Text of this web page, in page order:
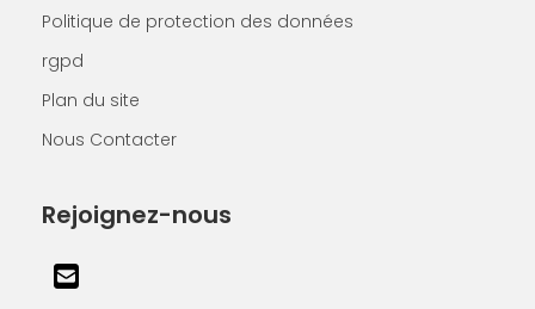
Politique de protection des données
rgpd
Plan du site
Nous Contacter
Rejoignez-nous